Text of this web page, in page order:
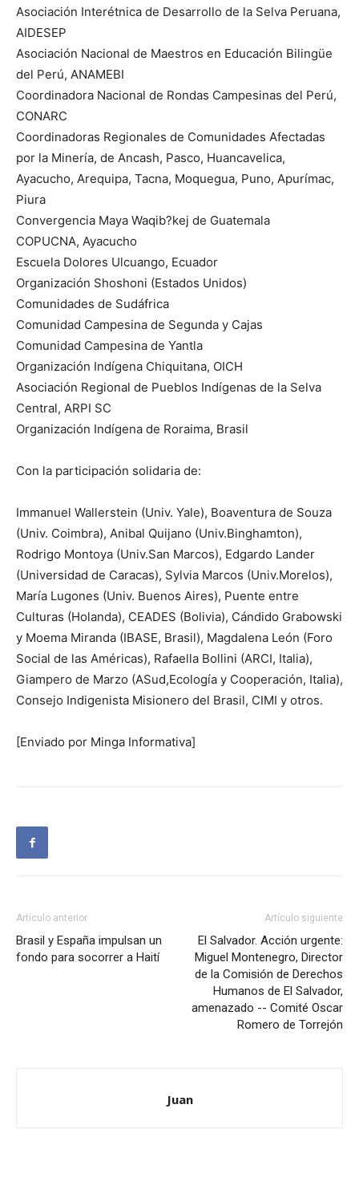
Asociación Interétnica de Desarrollo de la Selva Peruana,
AIDESEP
Asociación Nacional de Maestros en Educación Bilingüe
del Perú, ANAMEBI
Coordinadora Nacional de Rondas Campesinas del Perú,
CONARC
Coordinadoras Regionales de Comunidades Afectadas
por la Minería, de Ancash, Pasco, Huancavelica,
Ayacucho, Arequipa, Tacna, Moquegua, Puno, Apurímac,
Piura
Convergencia Maya Waqib?kej de Guatemala
COPUCNA, Ayacucho
Escuela Dolores Ulcuango, Ecuador
Organización Shoshoni (Estados Unidos)
Comunidades de Sudáfrica
Comunidad Campesina de Segunda y Cajas
Comunidad Campesina de Yantla
Organización Indígena Chiquitana, OICH
Asociación Regional de Pueblos Indígenas de la Selva
Central, ARPI SC
Organización Indígena de Roraima, Brasil
Con la participación solidaria de:
Immanuel Wallerstein (Univ. Yale), Boaventura de Souza
(Univ. Coimbra), Anibal Quijano (Univ.Binghamton),
Rodrigo Montoya (Univ.San Marcos), Edgardo Lander
(Universidad de Caracas), Sylvia Marcos (Univ.Morelos),
María Lugones (Univ. Buenos Aires), Puente entre
Culturas (Holanda), CEADES (Bolivia), Cándido Grabowski
y Moema Miranda (IBASE, Brasil), Magdalena León (Foro
Social de las Américas), Rafaella Bollini (ARCI, Italia),
Giampero de Marzo (ASud,Ecología y Cooperación, Italia),
Consejo Indigenista Misionero del Brasil, CIMI y otros.
[Enviado por Minga Informativa]
Artículo anterior
Brasil y España impulsan un
fondo para socorrer a Haití
Artículo siguiente
El Salvador. Acción urgente:
Miguel Montenegro, Director
de la Comisión de Derechos
Humanos de El Salvador,
amenazado -- Comité Oscar
Romero de Torrejón
Juan